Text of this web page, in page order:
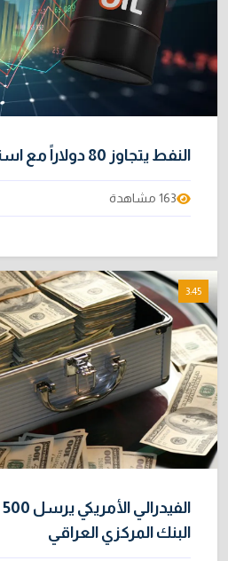
النفط يتجاوز 80 دولاراً مع استمرار إغلاق هرمز
163 مشاهدة
3:45
البنك المركزي العراقي